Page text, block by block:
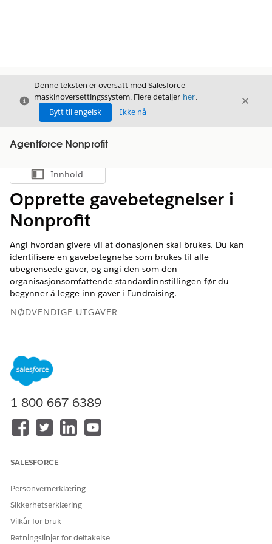
Avslutt
Denne teksten er oversatt med Salesforce
maskinoversettingssystem. Flere detaljer her.
Bytt til engelsk
Ikke nå
Avslutt
Agentforce Nonprofit
Vis innholdsfortegnelse
Innhold
Opprette gavebetegnelser i
Nonprofit
Angi hvordan givere vil at donasjonen skal brukes. Du kan
identifisere en gavebetegnelse som brukes til alle
ubegrensede gaver, og angi den som den
organisasjonsomfattende standardinnstillingen før du
begynner å legge inn gaver i Fundraising.
NØDVENDIGE UTGAVER
Tilgjengelig i: Lightning Experience
Tilgjengelig i:
Developer Edition med Education Cloud
med Nonprofit Cloud
BRUKERTILLATELSE
For å opprette
gavebetegnelser:
Finn og velg
Klikk påNy.
1-800-667-6389
SALESFORCE
Personvernerklæring
Sikkerhetserklæring
Vilkår for bruk
Retningslinjer for deltakelse